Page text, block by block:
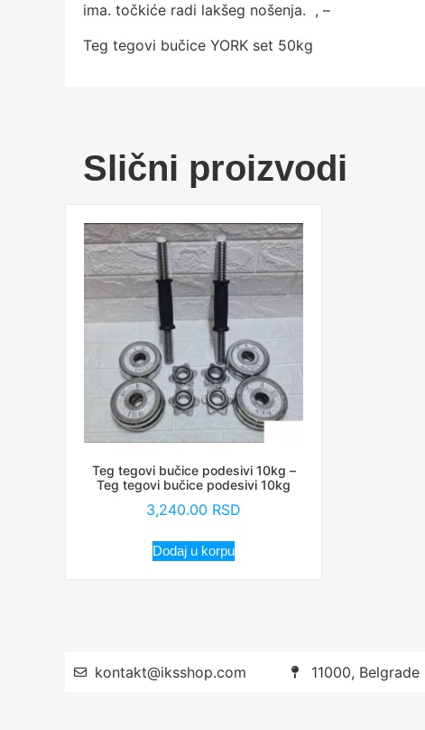
ima. točkiće radi lakšeg nošenja. , –
Teg tegovi bučice YORK set 50kg
Slični proizvodi
Teg tegovi bučice podesivi 10kg –
Teg tegovi bučice podesivi 10kg
3,240.00 RSD
Dodaj u korpu
kontakt@iksshop.com 11000, Belgrade